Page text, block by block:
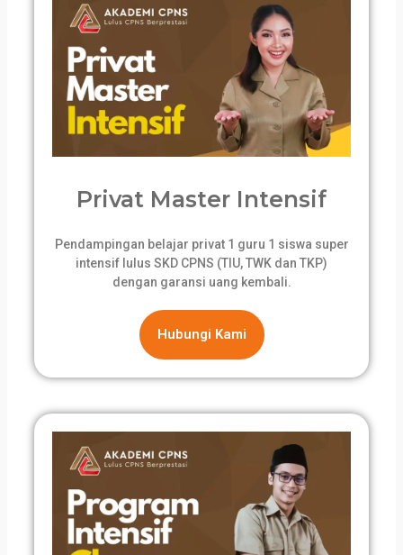
Privat Master Intensif
Pendampingan belajar privat 1 guru 1 siswa super
intensif lulus SKD CPNS (TIU, TWK dan TKP)
dengan garansi uang kembali.
Hubungi Kami